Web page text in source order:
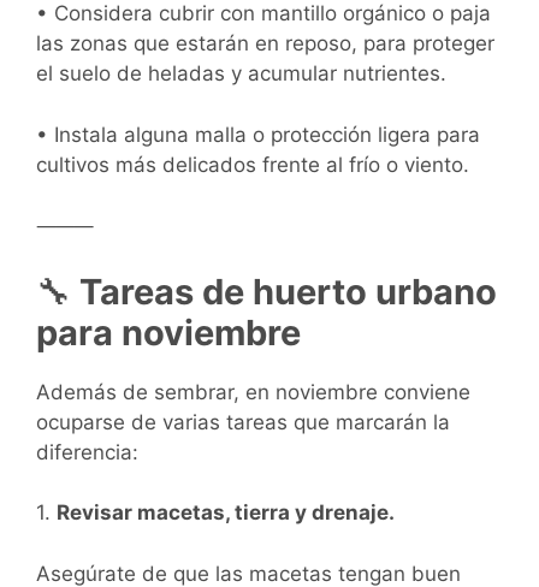
• Considera cubrir con mantillo orgánico o paja
las zonas que estarán en reposo, para proteger
el suelo de heladas y acumular nutrientes.
• Instala alguna malla o protección ligera para
cultivos más delicados frente al frío o viento.
⸻
🔧 Tareas de huerto urbano
para noviembre
Además de sembrar, en noviembre conviene
ocuparse de varias tareas que marcarán la
diferencia:
1. Revisar macetas, tierra y drenaje.
Asegúrate de que las macetas tengan buen